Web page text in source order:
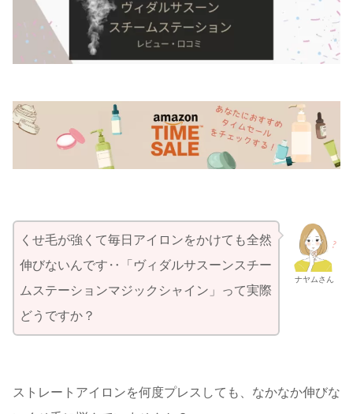
ナヤムさん
くせ毛が強くて毎日アイロンをかけても全然
伸びないんです‥「ヴィダルサスーンスチー
ムステーションマジックシャイン」って実際
どうですか？
ストレートアイロンを何度プレスしても、なかなか伸びな